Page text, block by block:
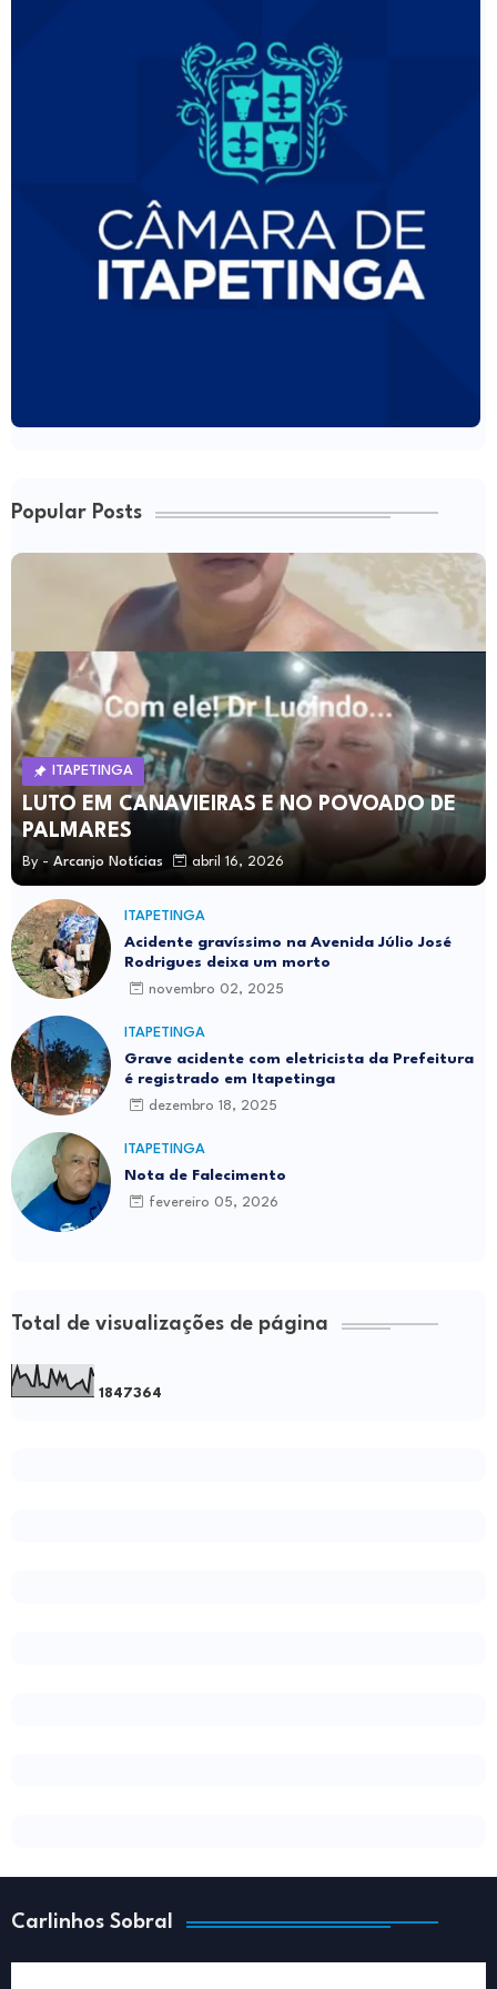
Popular Posts
ITAPETINGA
LUTO EM CANAVIEIRAS E NO POVOADO DE
PALMARES
By - Arcanjo Notícias abril 16, 2026
ITAPETINGA
Acidente gravíssimo na Avenida Júlio José
Rodrigues deixa um morto
novembro 02, 2025
ITAPETINGA
Grave acidente com eletricista da Prefeitura
é registrado em Itapetinga
dezembro 18, 2025
ITAPETINGA
Nota de Falecimento
fevereiro 05, 2026
Total de visualizações de página
1 847364
Carlinhos Sobral